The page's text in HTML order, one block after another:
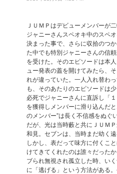
ＪＵＭＰはデビューメンバーが
ジャニーさんスペオキ中のスペ
決まった事で、さらに収拾のつ
た中でも特別ジャニーさんの信
を受けた。そのエピソードは本
ュー発表の蓋を開けてみたら、
れが違っていた。一人入れ替わ
も、そのあたりのエピソードは
必死でジャニーさんに直訴し「
を獲得しメンバーに滑り込んだ
のメンバー”は長く不信感をぬぐ
だが、光は当時藪と共にＪＵＭ
和見。セブンは、当時まだ幼く
しかし、表だって味方に付くこ
けてきてくれたのは誰々だった
ブられ無視され孤立した時、い
に「逃げる」という方法がある